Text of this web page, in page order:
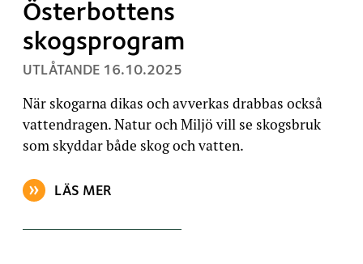
Österbottens
skogsprogram
UTLÅTANDE , PUBLICERAT:
16.10.2025
När skogarna dikas och avverkas drabbas också
vattendragen. Natur och Miljö vill se skogsbruk
som skyddar både skog och vatten.
LÄS MER
OM ARTIKELN: STARKARE FOKUS PÅ VATTENVÅRD